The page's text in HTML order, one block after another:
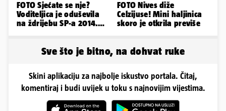
FOTO Sjećate se nje?
Voditeljica je oduševila
na ždrijebu SP-a 2014.
FOTO Nives diže
Celzijuse! Mini haljinica
skoro je otkrila previše
Sve što je bitno, na dohvat ruke
Skini aplikaciju za najbolje iskustvo portala. Čitaj,
komentiraj i budi uvijek u toku s najnovijim vijestima.